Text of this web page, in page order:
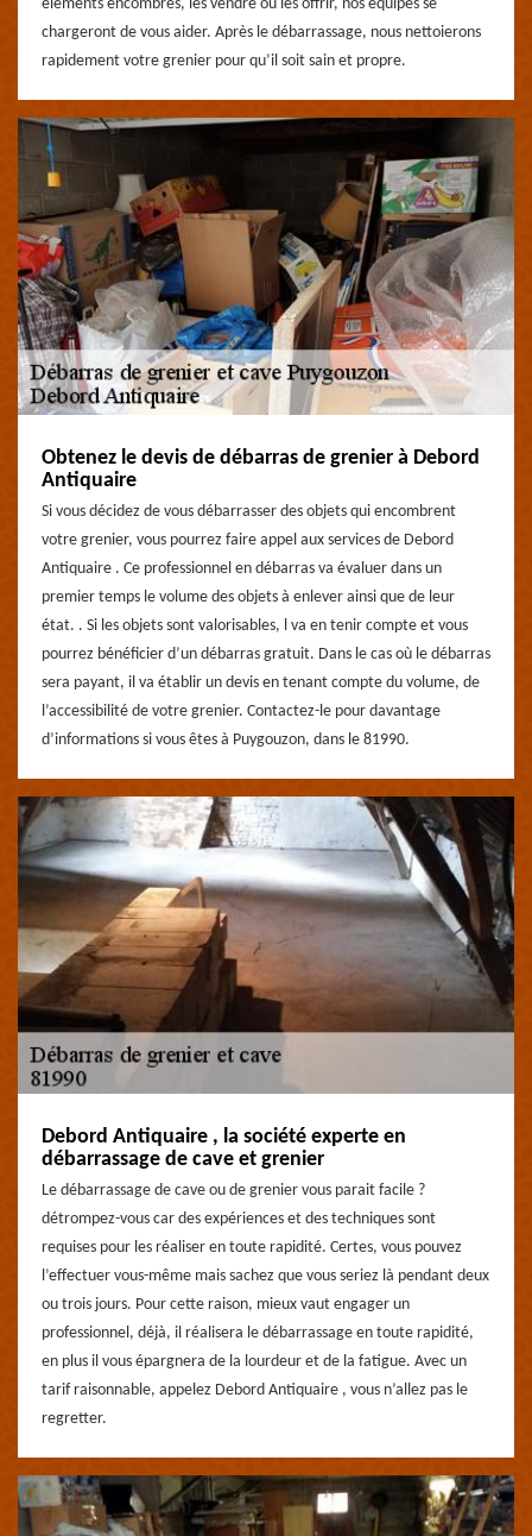
éléments encombrés, les vendre ou les offrir, nos équipes se
chargeront de vous aider. Après le débarrassage, nous nettoierons
rapidement votre grenier pour qu’il soit sain et propre.
Obtenez le devis de débarras de grenier à Debord
Antiquaire
Si vous décidez de vous débarrasser des objets qui encombrent
votre grenier, vous pourrez faire appel aux services de Debord
Antiquaire . Ce professionnel en débarras va évaluer dans un
premier temps le volume des objets à enlever ainsi que de leur
état. . Si les objets sont valorisables, l va en tenir compte et vous
pourrez bénéficier d’un débarras gratuit. Dans le cas où le débarras
sera payant, il va établir un devis en tenant compte du volume, de
l’accessibilité de votre grenier. Contactez-le pour davantage
d’informations si vous êtes à Puygouzon, dans le 81990.
Debord Antiquaire , la société experte en
débarrassage de cave et grenier
Le débarrassage de cave ou de grenier vous parait facile ?
détrompez-vous car des expériences et des techniques sont
requises pour les réaliser en toute rapidité. Certes, vous pouvez
l’effectuer vous-même mais sachez que vous seriez là pendant deux
ou trois jours. Pour cette raison, mieux vaut engager un
professionnel, déjà, il réalisera le débarrassage en toute rapidité,
en plus il vous épargnera de la lourdeur et de la fatigue. Avec un
tarif raisonnable, appelez Debord Antiquaire , vous n’allez pas le
regretter.